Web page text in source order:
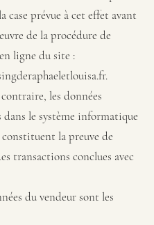
case prévue à cet effet avant
de la procédure de
ligne du site :
.
les données
dans le système informatique
la preuve de
transactions conclues avec
du vendeur sont les